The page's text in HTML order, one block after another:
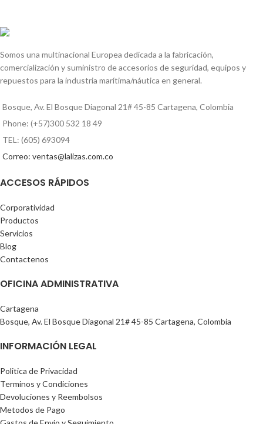
Somos una multinacional Europea dedicada a la fabricación,
comercialización y suministro de accesorios de seguridad, equipos y
repuestos para la industria marítima/náutica en general.
Bosque, Av. El Bosque Diagonal 21# 45-85 Cartagena, Colombia
Phone: (+57)300 532 18 49
TEL: (605) 693094
Correo: ventas@lalizas.com.co
ACCESOS RÁPIDOS
Corporatividad
Productos
Servicios
Blog
Contactenos
OFICINA ADMINISTRATIVA
Cartagena
Bosque, Av. El Bosque Diagonal 21# 45-85 Cartagena, Colombia
INFORMACIÓN LEGAL
Politica de Privacidad
Terminos y Condiciones
Devoluciones y Reembolsos
Metodos de Pago